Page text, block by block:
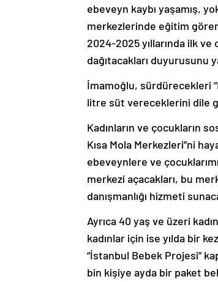
ebeveyn kaybı yaşamış,
merkezlerinde eğitim
2024-2025 yıllarında ilk
dağıtacakları duyurusunu
İmamoğlu, sürdürecekleri
litre süt vereceklerini dile
Kadınların ve çocukların
Kısa Mola Merkezleri”ni
ebeveynlere ve
merkezi açacakları, bu
danışmanlığı hizmeti
Ayrıca 40 yaş ve üzeri
kadınlar için ise yılda bir
“İstanbul Bebek Projesi”
bin kişiye ayda bir paket